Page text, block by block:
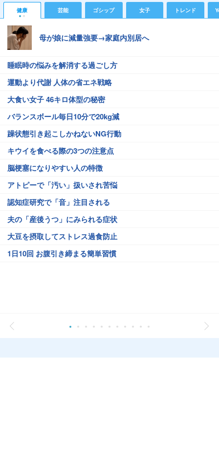
健康 芸能 ゴシップ 女子 トレンド
母が娘に減量強要→家庭内別居へ
睡眠時の悩みを解消する過ごし方
運動より代謝 人体の省エネ戦略
大食い女子 46キロ体型の秘密
バランスボール毎日10分で20kg減
躁状態引き起こしかねないNG行動
キウイを食べる際の3つの注意点
脳梗塞になりやすい人の特徴
アトピーで「汚い」扱いされ苦悩
認知症研究で「音」注目される
夫の「産後うつ」にみられる症状
大豆を摂取してストレス過食防止
1日10回 お腹引き締まる簡単習慣